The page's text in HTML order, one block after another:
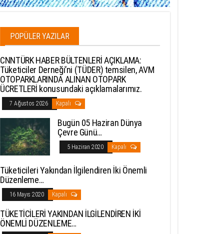
POPÜLER YAZILAR
CNNTÜRK HABER BÜLTENLERİ AÇIKLAMA:
Tüketiciler Derneği’ni (TÜDER) temsilen, AVM
OTOPARKLARINDA ALINAN OTOPARK
ÜCRETLERİ konusundaki açıklamalarımız.
7 Ağustos 2026 Kapalı
Bugün 05 Haziran Dünya
Çevre Günü…
5 Haziran 2020 Kapalı
Tüketicileri Yakından İlgilendiren İki Önemli
Düzenleme…
16 Mayıs 2020 Kapalı
TÜKETİCİLERİ YAKINDAN İLGİLENDİREN İKİ
ÖNEMLİ DÜZENLEME…